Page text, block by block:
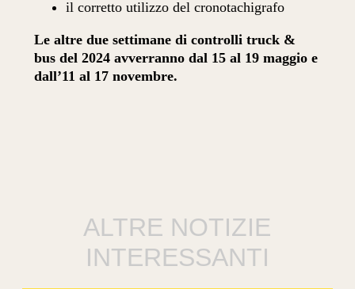
il corretto utilizzo del cronotachigrafo
Le altre due settimane di controlli truck &
bus del 2024 avverranno dal 15 al 19 maggio e
dall’11 al 17 novembre.
ALTRE NOTIZIE
INTERESSANTI